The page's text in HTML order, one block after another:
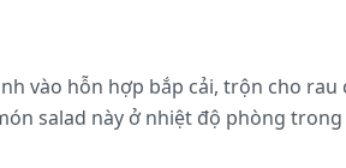
vào hỗn hợp bắp cải, trộn cho
salad này ở nhiệt độ phòng